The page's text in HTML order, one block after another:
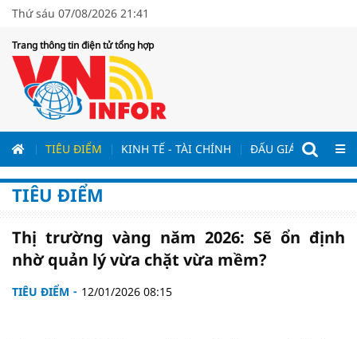
Thứ sáu 07/08/2026 21:41
Trang thông tin điện tử tổng hợp
TIÊU ĐIỂM KINH TẾ - TÀI CHÍNH ĐẤU GIÁ - ĐẤU
TIÊU ĐIỂM
Thị trường vàng năm 2026: Sẽ ổn định
nhờ quản lý vừa chặt vừa mềm?
TIÊU ĐIỂM 12/01/2026 08:15